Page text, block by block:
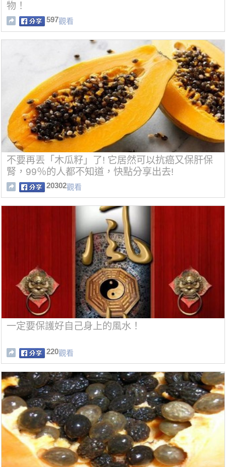
物！
597觀看
不要再丟「木瓜籽」了! 它居然可以抗癌又保肝保
腎，99％的人都不知道，快點分享出去!
20302觀看
一定要保護好自己身上的風水！
220觀看